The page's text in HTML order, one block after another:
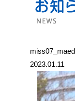
2023.01.11
サイトマップ